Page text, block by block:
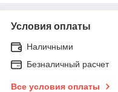
Условия оплаты
Наличными
Безналичный расчет
Все условия оплаты